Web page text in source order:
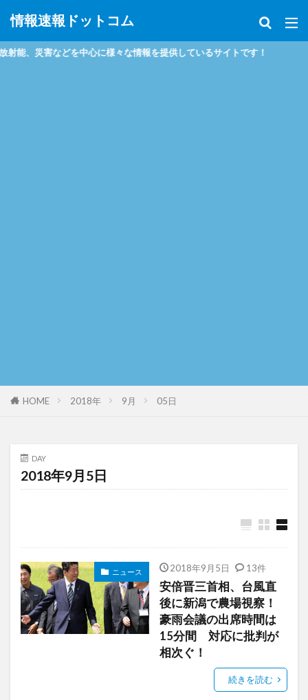
情報速報ドットコム
災害などを中心に様々な情報を提供しているサイトです！
HOME 2018年 9月 05日
DAY
2018年9月5日
ニュース 2018年9月5日 13件
安倍晋三首相、台風直
後に新潟で農場視察！
豪雨会議の出席時間は
15分間 対応に批判が
相次ぐ！
続きを読む